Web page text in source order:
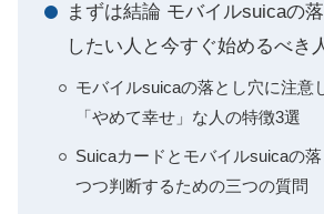
まずは結論 モバイルsuicaの
したい人と今すぐ始めるべき
モバイルsuicaの落とし穴に注意
「やめて幸せ」な人の特徴3選
Suicaカードとモバイルsuicaの
つつ判断するための三つの質問